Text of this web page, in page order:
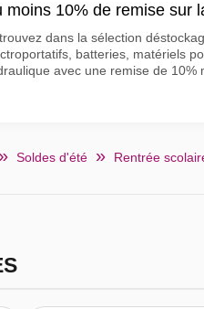
moins 10% de remise sur
dans la sélection
batteries, matériels
avec une remise de 10%
Soldes d'été Rentrée